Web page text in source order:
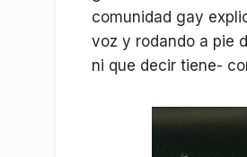
comunidad gay
voz y rodando a pie
ni que decir tiene-